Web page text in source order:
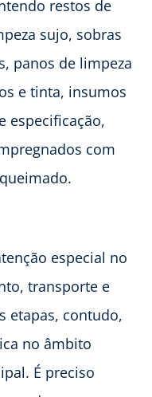
restos de
sujo, sobras
panos de limpeza
e tinta, insumos
especificação,
com
especial no
transporte e
etapas, contudo,
no âmbito
É preciso